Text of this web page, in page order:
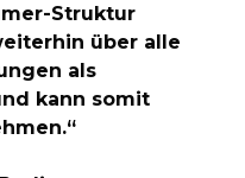
Struktur
über alle
als
kann somit